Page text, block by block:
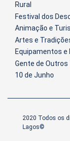
Rural
Festival dos
Animação e
Artes e
Equipamentos
Gente de Outros
10 de Junho
2020 Todos os
Lagos©